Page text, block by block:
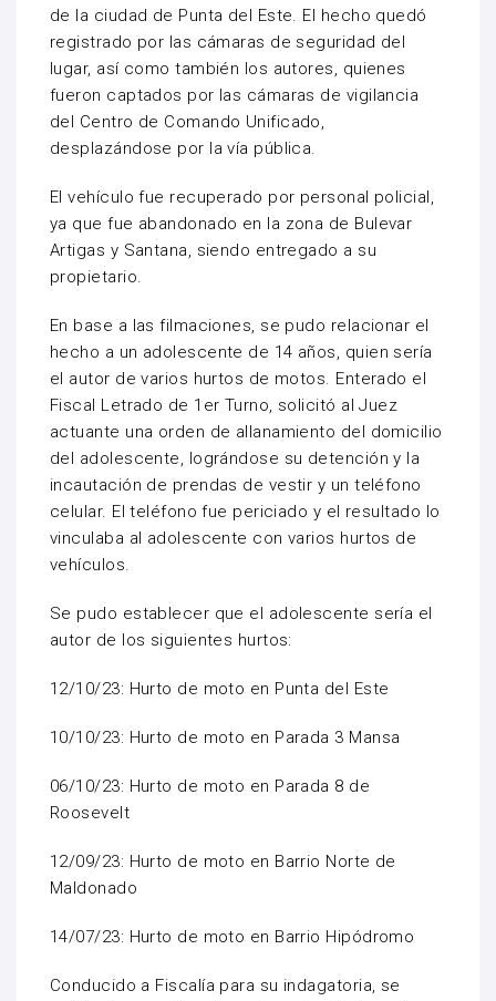
de la ciudad de Punta del Este. El hecho quedó
registrado por las cámaras de seguridad del
lugar, así como también los autores, quienes
fueron captados por las cámaras de vigilancia
del Centro de Comando Unificado,
desplazándose por la vía pública.
El vehículo fue recuperado por personal policial,
ya que fue abandonado en la zona de Bulevar
Artigas y Santana, siendo entregado a su
propietario.
En base a las filmaciones, se pudo relacionar el
hecho a un adolescente de 14 años, quien sería
el autor de varios hurtos de motos. Enterado el
Fiscal Letrado de 1er Turno, solicitó al Juez
actuante una orden de allanamiento del domicilio
del adolescente, lográndose su detención y la
incautación de prendas de vestir y un teléfono
celular. El teléfono fue periciado y el resultado lo
vinculaba al adolescente con varios hurtos de
vehículos.
Se pudo establecer que el adolescente sería el
autor de los siguientes hurtos:
12/10/23: Hurto de moto en Punta del Este
10/10/23: Hurto de moto en Parada 3 Mansa
06/10/23: Hurto de moto en Parada 8 de
Roosevelt
12/09/23: Hurto de moto en Barrio Norte de
Maldonado
14/07/23: Hurto de moto en Barrio Hipódromo
Conducido a Fiscalía para su indagatoria, se